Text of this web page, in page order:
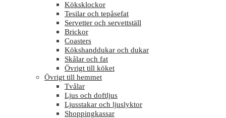
Köksklockor
Tesilar och tepåsefat
Servetter och servettställ
Brickor
Coasters
Kökshanddukar och dukar
Skålar och fat
Övrigt till köket
Övrigt till hemmet
Tvålar
Ljus och doftljus
Ljusstakar och ljuslyktor
Shoppingkassar